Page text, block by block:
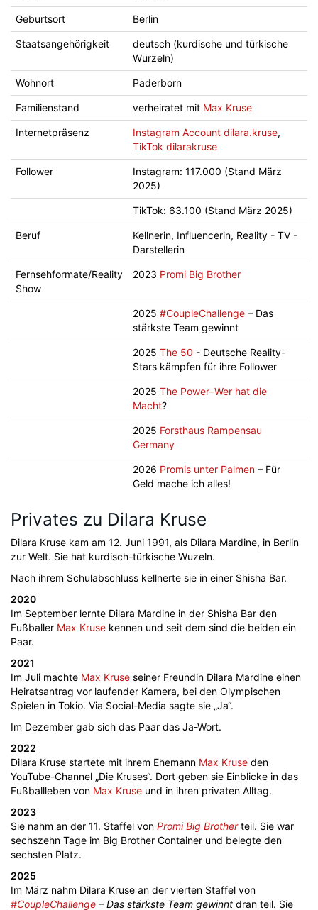
Geburtsort Berlin
Staatsangehörigkeit
deutsch (kurdische und türkische
Wurzeln)
Wohnort Paderborn
Familienstand verheiratet mit Max Kruse
Internetpräsenz Instagram Account dilara.kruse,
TikTok dilarakruse
Follower
Instagram: 117.000 (Stand März
2025)
TikTok: 63.100 (Stand März 2025)
Beruf
Kellnerin, Influencerin, Reality - TV -
Darstellerin
Fernsehformate/Reality
Show
2023 Promi Big Brother
2025 #CoupleChallenge – Das
stärkste Team gewinnt
2025 The 50 - Deutsche Reality-
Stars kämpfen für ihre Follower
2025 The Power–Wer hat die
Macht?
2025 Forsthaus Rampensau
Germany
2026 Promis unter Palmen – Für
Geld mache ich alles!
Privates zu Dilara Kruse
Dilara Kruse kam am 12. Juni 1991, als Dilara Mardine, in Berlin
zur Welt. Sie hat kurdisch-türkische Wuzeln.
Nach ihrem Schulabschluss kellnerte sie in einer Shisha Bar.
2020
Im September lernte Dilara Mardine in der Shisha Bar den
Fußballer Max Kruse kennen und seit dem sind die beiden ein
Paar.
2021
Im Juli machte Max Kruse seiner Freundin Dilara Mardine einen
Heiratsantrag vor laufender Kamera, bei den Olympischen
Spielen in Tokio. Via Social-Media sagte sie „Ja“.
Im Dezember gab sich das Paar das Ja-Wort.
2022
Dilara Kruse startete mit ihrem Ehemann Max Kruse den
YouTube-Channel „Die Kruses“. Dort geben sie Einblicke in das
Fußballleben von Max Kruse und in ihren privaten Alltag.
2023
Sie nahm an der 11. Staffel von Promi Big Brotherteil. Sie war
sechszehn Tage im Big Brother Container und belegte den
sechsten Platz.
2025
Im März nahm Dilara Kruse an der vierten Staffel von
#CoupleChallenge – Das stärkste Team gewinnt dran teil. Sie